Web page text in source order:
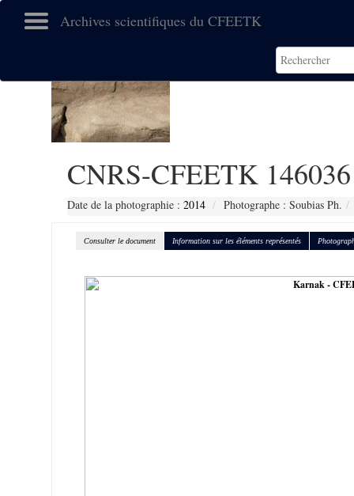
Archives scientifiques du CFEETK
CNRS-CFEETK 146036
Date de la photographie : 2014 Photographe : Soubias Ph.
Consulter le document Information sur les éléments représentés